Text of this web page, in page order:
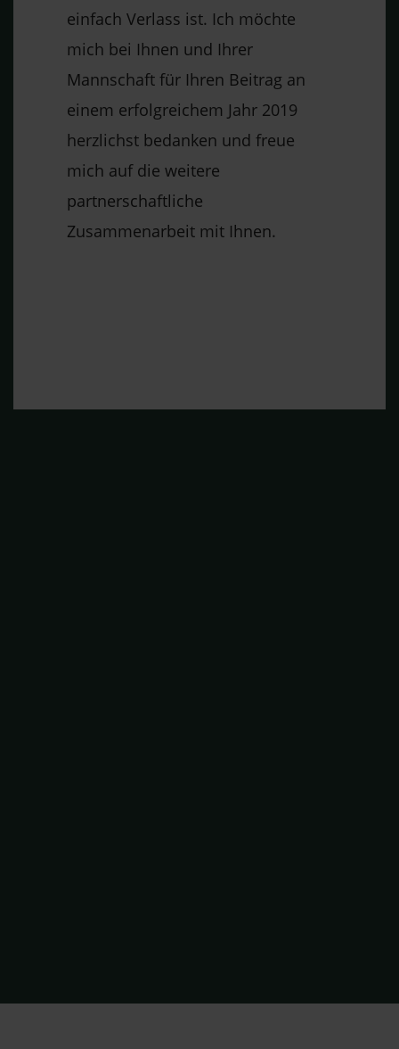
einfach Verlass ist. Ich möchte
mich bei Ihnen und Ihrer
Mannschaft für Ihren Beitrag an
einem erfolgreichem Jahr 2019
herzlichst bedanken und freue
mich auf die weitere
partnerschaftliche
Zusammenarbeit mit Ihnen.